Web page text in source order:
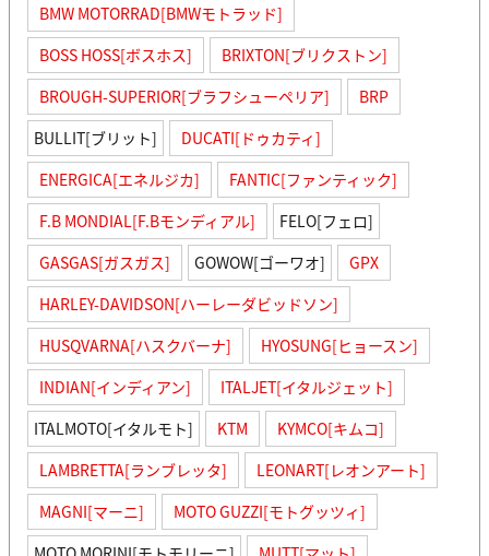
BMW MOTORRAD[BMWモトラッド]
BOSS HOSS[ボスホス]
BRIXTON[ブリクストン]
BROUGH-SUPERIOR[ブラフシューペリア]
BRP
BULLIT[ブリット]
DUCATI[ドゥカティ]
ENERGICA[エネルジカ]
FANTIC[ファンティック]
F.B MONDIAL[F.Bモンディアル]
FELO[フェロ]
GASGAS[ガスガス]
GOWOW[ゴーワオ]
GPX
HARLEY-DAVIDSON[ハーレーダビッドソン]
HUSQVARNA[ハスクバーナ]
HYOSUNG[ヒョースン]
INDIAN[インディアン]
ITALJET[イタルジェット]
ITALMOTO[イタルモト]
KTM
KYMCO[キムコ]
LAMBRETTA[ランブレッタ]
LEONART[レオンアート]
MAGNI[マーニ]
MOTO GUZZI[モトグッツィ]